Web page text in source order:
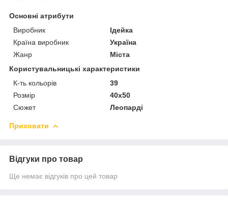
Основні атрибути
Виробник
Ідейка
Країна виробник
Україна
Жанр
Міста
Користувальницькі характеристики
К-ть кольорiв
39
Розмір
40х50
Сюжет
Леопарді
Приховати
Відгуки про товар
Ще немає відгуків про цей товар